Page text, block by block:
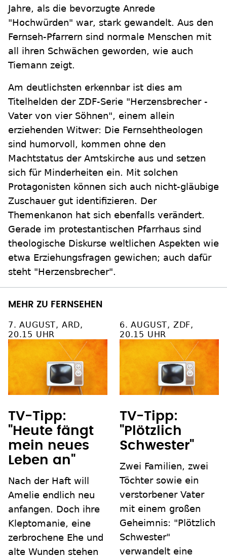
Jahre, als die bevorzugte Anrede
"Hochwürden" war, stark gewandelt. Aus den
Fernseh-Pfarrern sind normale Menschen mit
all ihren Schwächen geworden, wie auch
Tiemann zeigt.
Am deutlichsten erkennbar ist dies am
Titelhelden der ZDF-Serie "Herzensbrecher -
Vater von vier Söhnen", einem allein
erziehenden Witwer: Die Fernsehtheologen
sind humorvoll, kommen ohne den
Machtstatus der Amtskirche aus und setzen
sich für Minderheiten ein. Mit solchen
Protagonisten können sich auch nicht-gläubige
Zuschauer gut identifizieren. Der
Themenkanon hat sich ebenfalls verändert.
Gerade im protestantischen Pfarrhaus sind
theologische Diskurse weltlichen Aspekten wie
etwa Erziehungsfragen gewichen; auch dafür
steht "Herzensbrecher".
MEHR ZU FERNSEHEN
7. AUGUST, ARD,
20.15 UHR
TV-Tipp:
"Heute fängt
mein neues
Leben an"
Nach der Haft will
Amelie endlich neu
anfangen. Doch ihre
Kleptomanie, eine
zerbrochene Ehe und
alte Wunden stehen
6. AUGUST, ZDF,
20.15 UHR
TV-Tipp:
"Plötzlich
Schwester"
Zwei Familien, zwei
Töchter sowie ein
verstorbener Vater
mit einem großen
Geheimnis: "Plötzlich
Schwester"
verwandelt eine